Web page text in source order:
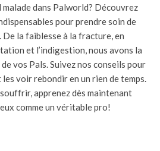
dans Palworld? Découvrez
pour prendre soin de
la faiblesse à la fracture, en
et l’indigestion, nous avons la
vos Pals. Suivez nos conseils pour
voir rebondir en un rien de temps.
apprenez dès maintenant
comme un véritable pro!